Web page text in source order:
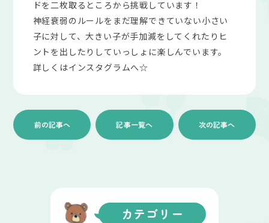
ドを二枚取るところから挑戦しています！
神経衰弱のルールをまだ理解できていない小さい
子に対して、大きい子が手加減をしてくれたりヒ
ントを出したりしていっしょに楽しんでいます。
詳しくはインスタグラムへ☆
前の記事へ 記事一覧へ 次の記事へ
カテゴリー